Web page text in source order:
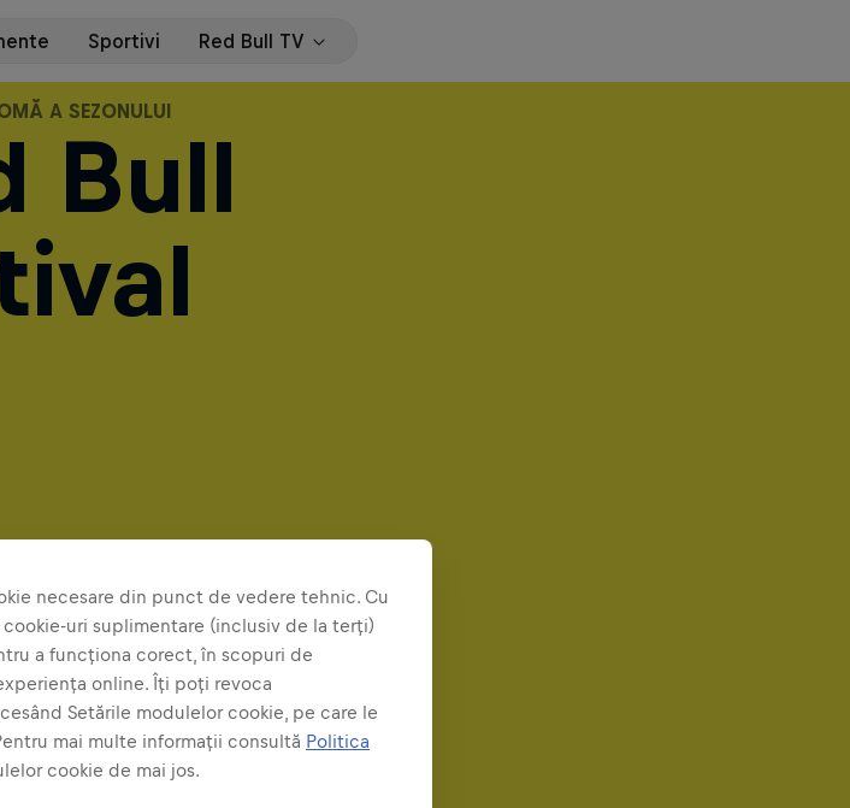
Bull
A SEZONULUI
necesare din punct de vedere tehnic. Cu
uri suplimentare (inclusiv de la terți)
a funcționa corect, în scopuri de
online. Îți poți revoca
Setările modulelor cookie, pe care le
mai multe informații consultă Politica
cookie de mai jos.